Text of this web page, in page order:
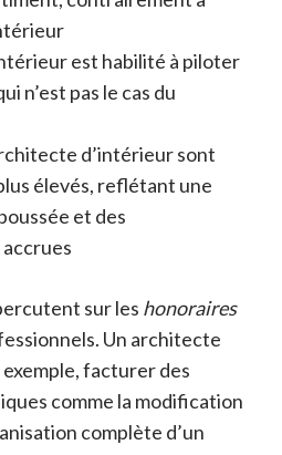
est habilité à piloter
n’est pas le cas du
d’intérieur sont
élevés, reflétant une
et des
sur les honoraires
Un architecte
facturer des
comme la modification
complète d’un